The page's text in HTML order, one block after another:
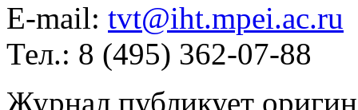
E-mail: tvt@iht.mpei.ac.ru
Тел.: 8 (495) 362-07-88
Журнал публикует